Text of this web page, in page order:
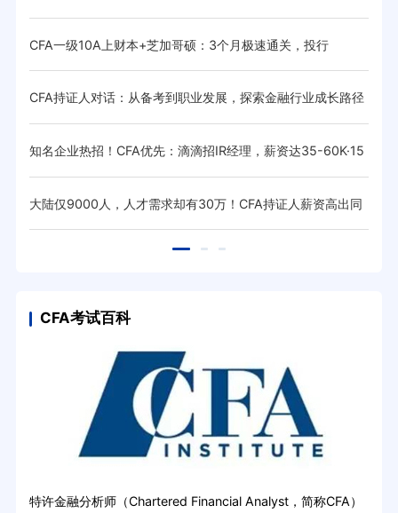
待遇优厚
CFA一级10A上财本+芝加哥硕：3个月极速通关，投行
CFA持证人对话：从备考到职业发展，探索金融行业成长路径
（上
知名企业热招！CFA优先：滴滴招IR经理，薪资达35-60K·15
薪！
大陆仅9000人，人才需求却有30万！CFA持证人薪资高出同
CFA考试百科
特许金融分析师（Chartered Financial Analyst，简称CFA）